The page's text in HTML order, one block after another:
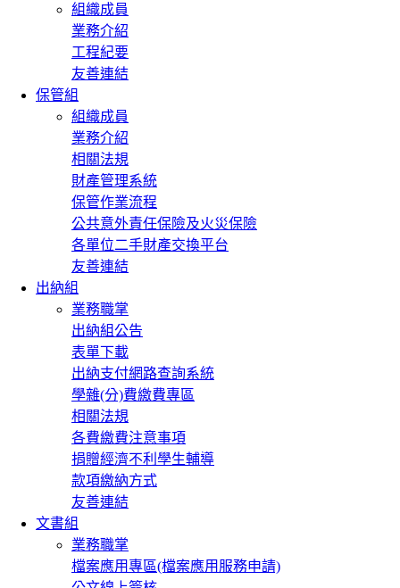
組織成員
業務介紹
工程紀要
友善連結
保管組
組織成員
業務介紹
相關法規
財產管理系統
保管作業流程
公共意外責任保險及火災保險
各單位二手財產交換平台
友善連結
出納組
業務職掌
出納組公告
表單下載
出納支付網路查詢系統
學雜(分)費繳費專區
相關法規
各費繳費注意事項
捐贈經濟不利學生輔導
款項繳納方式
友善連結
文書組
業務職掌
檔案應用專區(檔案應用服務申請)